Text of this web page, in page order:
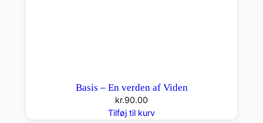
Basis – En verden af Viden
kr.90.00
Tilføj til kurv